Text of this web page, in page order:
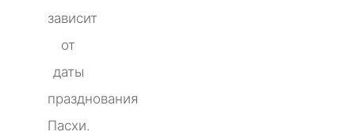
зависит
от
даты
празднования
Пасхи.